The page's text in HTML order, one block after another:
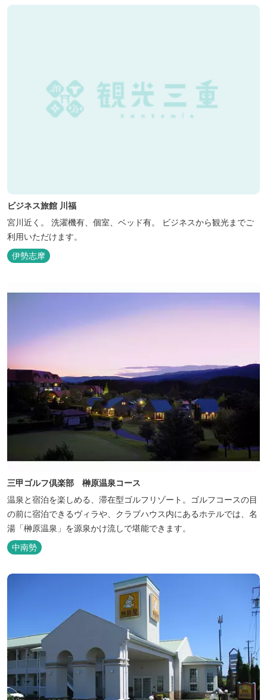
ビジネス旅館 川福
宮川近く。 洗濯機有、個室、ベッド有。 ビジネスから観光までご
利用いただけます。
伊勢志摩
三甲ゴルフ倶楽部 榊原温泉コース
温泉と宿泊を楽しめる、滞在型ゴルフリゾート。ゴルフコースの目
の前に宿泊できるヴィラや、クラブハウス内にあるホテルでは、名
湯「榊原温泉」を源泉かけ流しで堪能できます。
中南勢